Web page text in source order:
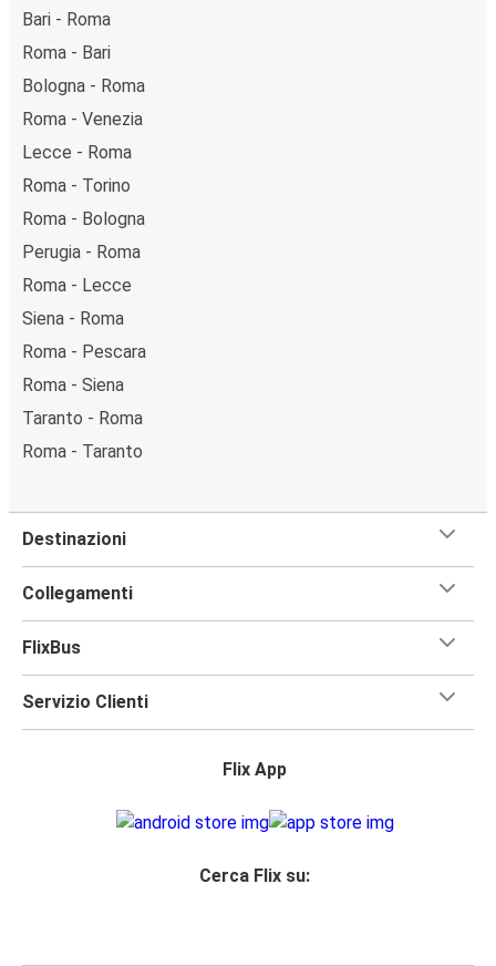
Bari - Roma
Roma - Bari
Bologna - Roma
Roma - Venezia
Lecce - Roma
Roma - Torino
Roma - Bologna
Perugia - Roma
Roma - Lecce
Siena - Roma
Roma - Pescara
Roma - Siena
Taranto - Roma
Roma - Taranto
Destinazioni
Collegamenti
FlixBus
Servizio Clienti
Flix App
Cerca Flix su: